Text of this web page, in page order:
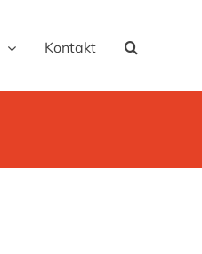
Kontakt